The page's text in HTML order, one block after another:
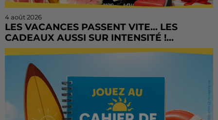
4 août 2026
LES VACANCES PASSENT VITE... LES
CADEAUX AUSSI SUR INTENSITÉ !...
L'été file à toute vitesse, mais il est encore temps de
sur Radio Intensité avec des centaines de...